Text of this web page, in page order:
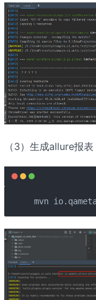
（3）生成allure报表
mvn